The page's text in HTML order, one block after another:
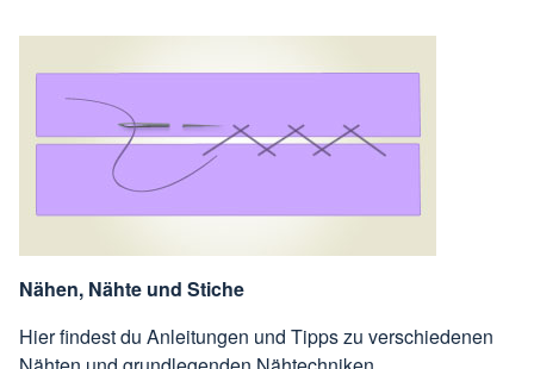
Nähen, Nähte und Stiche
Hier findest du Anleitungen und Tipps zu verschiedenen